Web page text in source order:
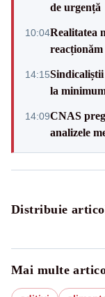
de urgență
10:04Realitatea
14:15
la
14:09CNAS
analizele
Distribuie
Mai multe